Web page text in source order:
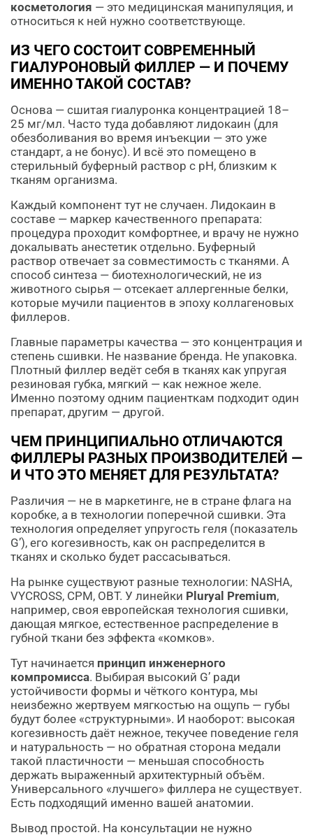
косметология — это медицинская манипуляция, и
относиться к ней нужно соответствующе.
ИЗ ЧЕГО СОСТОИТ СОВРЕМЕННЫЙ
ГИАЛУРОНОВЫЙ ФИЛЛЕР — И ПОЧЕМУ
ИМЕННО ТАКОЙ СОСТАВ?
Основа — сшитая гиалуронка концентрацией 18–
25 мг/мл. Часто туда добавляют лидокаин (для
обезболивания во время инъекции — это уже
стандарт, а не бонус). И всё это помещено в
стерильный буферный раствор с pH, близким к
тканям организма.
Каждый компонент тут не случаен. Лидокаин в
составе — маркер качественного препарата:
процедура проходит комфортнее, и врачу не нужно
докалывать анестетик отдельно. Буферный
раствор отвечает за совместимость с тканями. А
способ синтеза — биотехнологический, не из
животного сырья — отсекает аллергенные белки,
которые мучили пациентов в эпоху коллагеновых
филлеров.
Главные параметры качества — это концентрация и
степень сшивки. Не название бренда. Не упаковка.
Плотный филлер ведёт себя в тканях как упругая
резиновая губка, мягкий — как нежное желе.
Именно поэтому одним пациенткам подходит один
препарат, другим — другой.
ЧЕМ ПРИНЦИПИАЛЬНО ОТЛИЧАЮТСЯ
ФИЛЛЕРЫ РАЗНЫХ ПРОИЗВОДИТЕЛЕЙ —
И ЧТО ЭТО МЕНЯЕТ ДЛЯ РЕЗУЛЬТАТА?
Различия — не в маркетинге, не в стране флага на
коробке, а в технологии поперечной сшивки. Эта
технология определяет упругость геля (показатель
G’), его когезивность, как он распределится в
тканях и сколько будет рассасываться.
На рынке существуют разные технологии: NASHA,
VYCROSS, CPM, OBT. У линейки Pluryal Premium,
например, своя европейская технология сшивки,
дающая мягкое, естественное распределение в
губной ткани без эффекта «комков».
Тут начинается принцип инженерного
компромисса. Выбирая высокий G’ ради
устойчивости формы и чёткого контура, мы
неизбежно жертвуем мягкостью на ощупь — губы
будут более «структурными». И наоборот: высокая
когезивность даёт нежное, текучее поведение геля
и натуральность — но обратная сторона медали
такой пластичности — меньшая способность
держать выраженный архитектурный объём.
Универсального «лучшего» филлера не существует.
Есть подходящий именно вашей анатомии.
Вывод простой. На консультации не нужно